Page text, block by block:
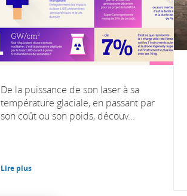
De la puissance de son laser à sa
température glaciale, en passant par
son coût ou son poids, découv...
Lire plus